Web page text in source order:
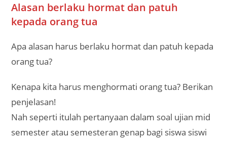
Alasan berlaku hormat dan patuh
kepada orang tua
Apa alasan harus berlaku hormat dan patuh kepada
orang tua?
Kenapa kita harus menghormati orang tua? Berikan
penjelasan!
Nah seperti itulah pertanyaan dalam soal ujian mid
semester atau semesteran genap bagi siswa siswi